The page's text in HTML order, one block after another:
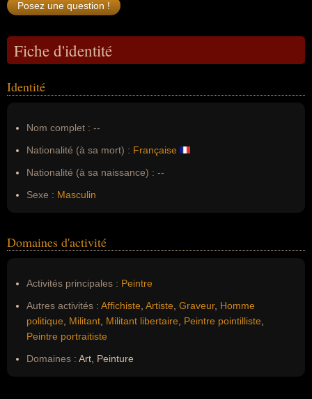
Fiche d'identité
Identité
Nom complet : --
Nationalité (à sa mort) : Française
Nationalité (à sa naissance) : --
Sexe : Masculin
Domaines d'activité
Activités principales : Peintre
Autres activités : Affichiste Artiste Graveur, Homme
politique
Militant Militant libertaire Peintre pointilliste
Peintre portraitiste
Domaines : Art, Peinture